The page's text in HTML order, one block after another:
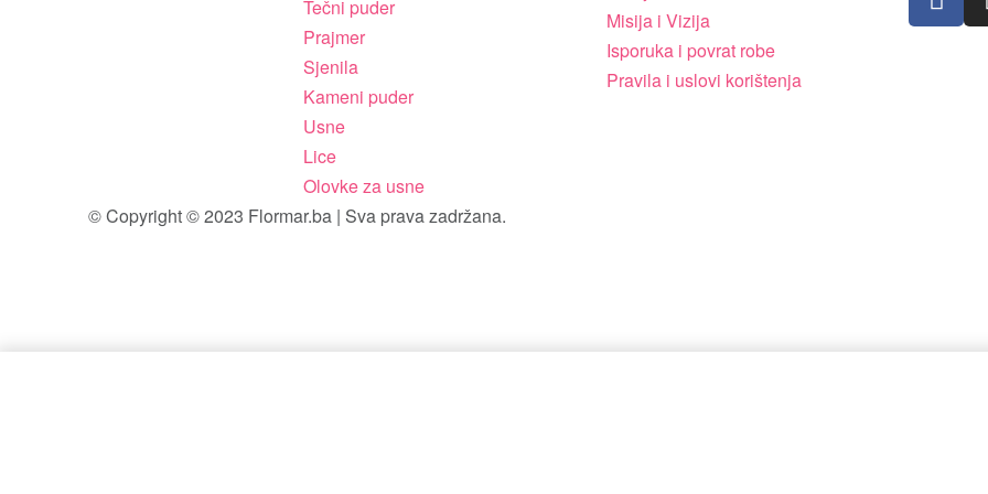
Tečni puder
Prajmer
Sjenila
Kameni puder
Usne
Lice
Olovke za usne
Misija i Vizija
Isporuka i povrat robe
Pravila i uslovi korištenja
© Copyright © 2023 Flormar.ba | Sva prava zadržana.